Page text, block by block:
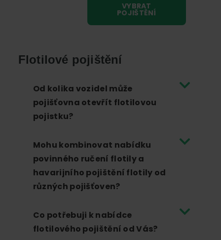
VYBRAT
POJIŠTĚNÍ
Flotilové pojištění
Od kolika vozidel může
pojišťovna otevřít flotilovou
pojistku?
Mohu kombinovat nabídku
povinného ručení flotily a
havarijního pojištění flotily od
různých pojišťoven?
Co potřebuji k nabídce
flotilového pojištění od Vás?